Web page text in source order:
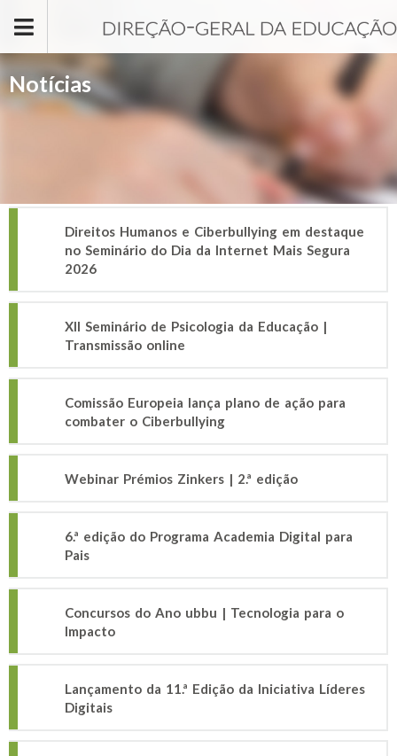
Notícias
Direitos Humanos e Ciberbullying em destaque
no Seminário do Dia da Internet Mais Segura
2026
XII Seminário de Psicologia da Educação |
Transmissão online
Comissão Europeia lança plano de ação para
combater o Ciberbullying
Webinar Prémios Zinkers | 2.ª edição
6.ª edição do Programa Academia Digital para
Pais
Concursos do Ano ubbu | Tecnologia para o
Impacto
Lançamento da 11.ª Edição da Iniciativa Líderes
Digitais